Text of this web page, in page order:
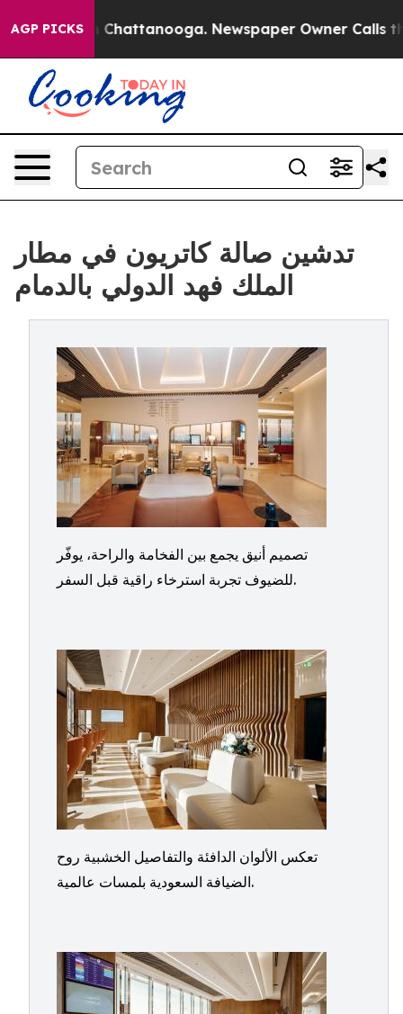
AGP PICKSin Chattanooga. Newspaper Owner Calls the
تدشين صالة كاتريون في مطار
الملك فهد الدولي بالدمام
تصميم أنيق يجمع بين الفخامة والراحة، يوفّر
للضيوف تجربة استرخاء راقية قبل السفر.
تعكس الألوان الدافئة والتفاصيل الخشبية روح
الضيافة السعودية بلمسات عالمية.